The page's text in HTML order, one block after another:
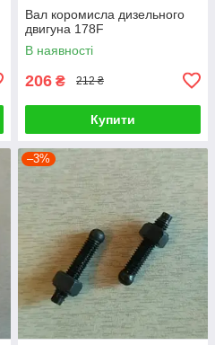
Вал коромисла дизельного
двигуна 178F
В наявності
206 ₴ 212 ₴
Купити
–3%